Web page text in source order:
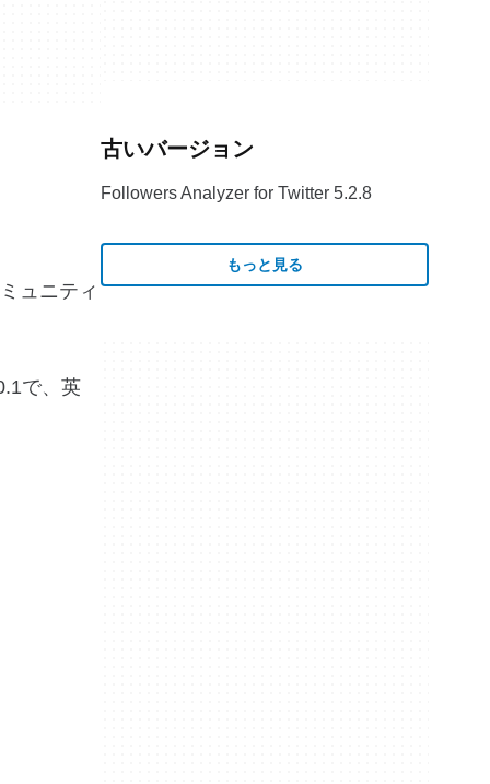
ュニティ
で、英
古いバージョン
Followers Analyzer for Twitter 5.2.8
もっと見る